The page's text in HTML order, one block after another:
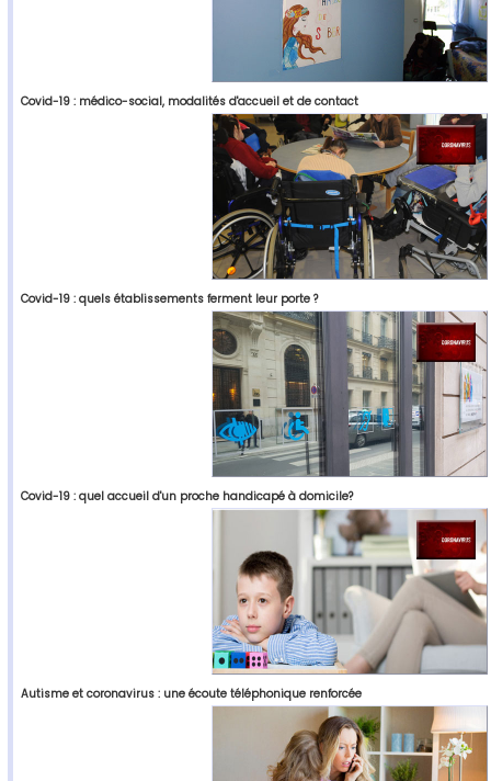
Covid-19 : médico-social, modalités d'accueil et de contact
Covid-19 : quels établissements ferment leur porte ?
Covid-19 : quel accueil d'un proche handicapé à domicile?
Autisme et coronavirus : une écoute téléphonique renforcée